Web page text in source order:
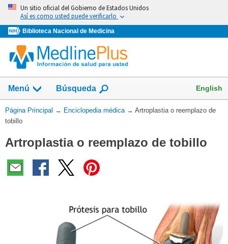
Omita
vaya
al
Contenido
Un sitio oficial del Gobierno de Estados Unidos
Así es como usted puede verificarlo
Biblioteca Nacional de Medicina
Menú Búsqueda English
Usted
está
Página Principal → Enciclopedia médica → Artroplastia o reemplazo de
tobillo
Artroplastia o reemplazo de tobillo